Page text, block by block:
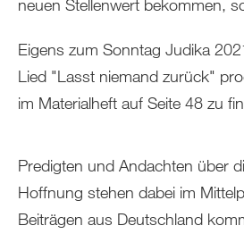
neuen Stellenwert bekommen,
Eigens zum Sonntag Judika
Lied "Lasst niemand zurück"
im Materialheft auf Seite 48 zu
Predigten und Andachten über
Hoffnung stehen dabei im
Beiträgen aus Deutschland